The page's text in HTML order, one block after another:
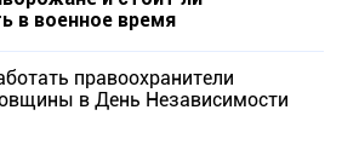
в военное время
правоохранители
в День Независимости